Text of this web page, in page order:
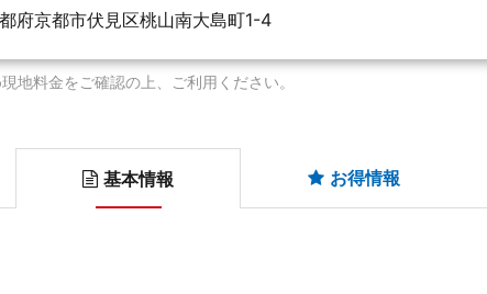
府京都市伏見区桃山南大島町1-4
地料金をご確認の上、ご利用ください。
基本情報 お得情報